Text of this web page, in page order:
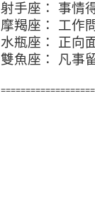
射手座： 事情
摩羯座： 工作
水瓶座： 正向
雙魚座： 凡事